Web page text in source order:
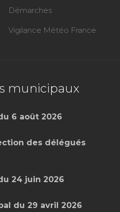
Démarches
Vigilance Météo France
municipaux
6 août 2026
des délégués
24 juin 2026
du 29 avril 2026